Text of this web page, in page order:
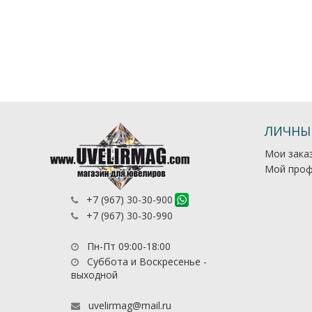
+7 (967) 30-30-900
+7 (967) 30-30-990
Пн-Пт 09:00-18:00
Суббота и Воскресенье -
выходной
uvelirmag@mail.ru
Мои
Мой